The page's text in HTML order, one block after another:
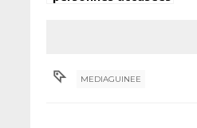
MEDIAGUINEE